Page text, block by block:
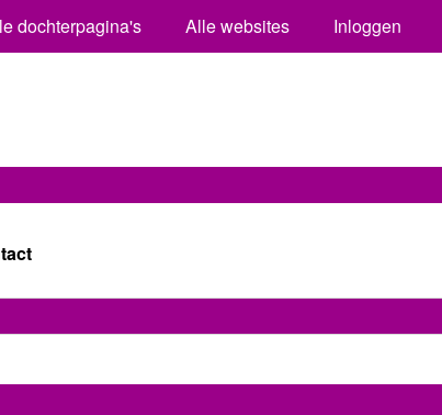
dochterpagina's Alle websites Inloggen